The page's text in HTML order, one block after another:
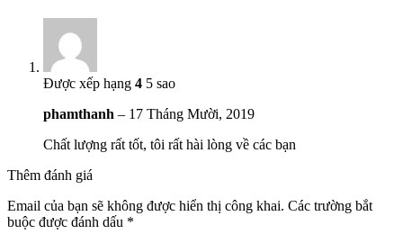
Được xếp hạng 4 5 sao
phamthanh – 17 Tháng Mười, 2019
Chất lượng rất tốt, tôi rất hài lòng về các bạn
Thêm đánh giá
Email của bạn sẽ không được hiển thị công khai. Các trường bắt
buộc được đánh dấu *